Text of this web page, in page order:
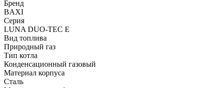
Бренд
BAXI
Серия
LUNA DUO-TEC E
Вид топлива
Природный газ
Тип котла
Конденсационный газовый
Материал корпуса
Сталь